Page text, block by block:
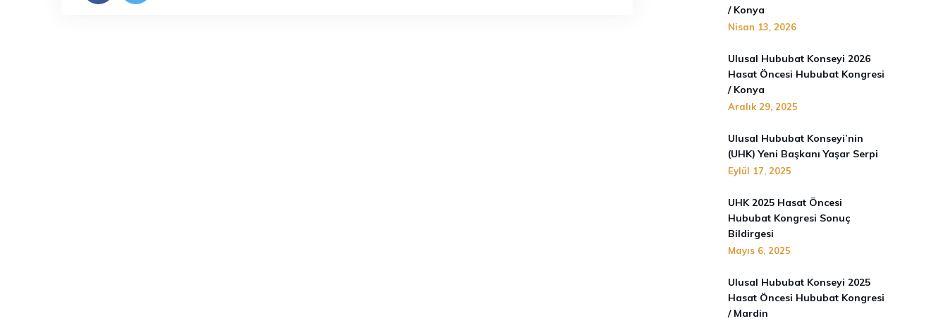
/ Konya
Nisan 13, 2026
Ulusal Hububat Konseyi 2026
Hasat Öncesi Hububat Kongresi
/ Konya
Aralık 29, 2025
Ulusal Hububat Konseyi’nin
(UHK) Yeni Başkanı Yaşar Serpi
Eylül 17, 2025
UHK 2025 Hasat Öncesi
Hububat Kongresi Sonuç
Bildirgesi
Mayıs 6, 2025
Ulusal Hububat Konseyi 2025
Hasat Öncesi Hububat Kongresi
/ Mardin